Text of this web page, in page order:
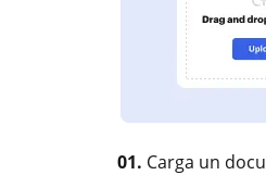
01. Carga un